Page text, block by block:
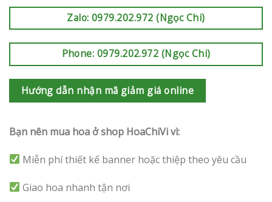
Zalo: 0979.202.972 (Ngọc Chi)
Phone: 0979.202.972 (Ngọc Chi)
Hướng dẫn nhận mã giảm giá online
Bạn nên mua hoa ở shop HoaChiVi vì:
Miễn phí thiết kế banner hoặc thiệp theo yêu cầu
Giao hoa nhanh tận nơi